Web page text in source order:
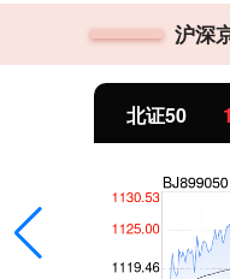
沪深
北证50